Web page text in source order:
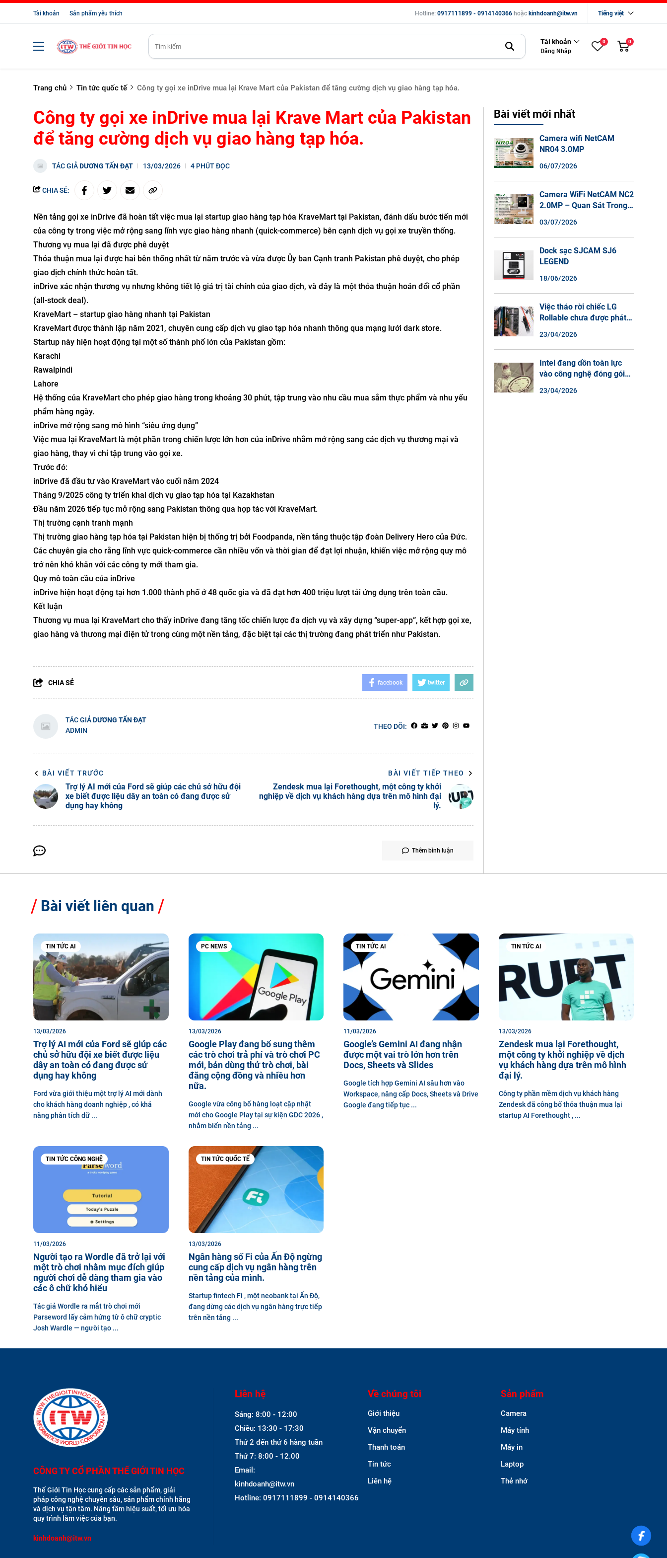
Tài khoản Sản phẩm yêu thích Hotline: 0917111899 - 0914140366 hoặc kinhdoanh@itw.vn Tiếng việt
Tài khoản
Đăng Nhập
0 0
Trang chủ Tin tức quốc tế Công ty gọi xe inDrive mua lại Krave Mart của Pakistan để tăng cường dịch vụ giao hàng tạp hóa.
Công ty gọi xe inDrive mua lại Krave Mart của Pakistan
để tăng cường dịch vụ giao hàng tạp hóa.
TÁC GIẢDƯƠNG TẤN ĐẠT 13/03/2026 4 PHÚT ĐỌC
CHIA SẺ:
Nền tảng gọi xe inDrive đã hoàn tất việc mua lại startup giao hàng tạp hóa KraveMart tại Pakistan, đánh dấu bước tiến mới
của công ty trong việc mở rộng sang lĩnh vực giao hàng nhanh (quick-commerce) bên cạnh dịch vụ gọi xe truyền thống.
Thương vụ mua lại đã được phê duyệt
Thỏa thuận mua lại được hai bên thống nhất từ năm trước và vừa được Ủy ban Cạnh tranh Pakistan phê duyệt, cho phép
giao dịch chính thức hoàn tất.
inDrive xác nhận thương vụ nhưng không tiết lộ giá trị tài chính của giao dịch, và đây là một thỏa thuận hoán đổi cổ phần
(all-stock deal).
KraveMart – startup giao hàng nhanh tại Pakistan
KraveMart được thành lập năm 2021, chuyên cung cấp dịch vụ giao tạp hóa nhanh thông qua mạng lưới dark store.
Startup này hiện hoạt động tại một số thành phố lớn của Pakistan gồm:
Karachi
Rawalpindi
Lahore
Hệ thống của KraveMart cho phép giao hàng trong khoảng 30 phút, tập trung vào nhu cầu mua sắm thực phẩm và nhu yếu
phẩm hàng ngày.
inDrive mở rộng sang mô hình “siêu ứng dụng”
Việc mua lại KraveMart là một phần trong chiến lược lớn hơn của inDrive nhằm mở rộng sang các dịch vụ thương mại và
giao hàng, thay vì chỉ tập trung vào gọi xe.
Trước đó:
inDrive đã đầu tư vào KraveMart vào cuối năm 2024
Tháng 9/2025 công ty triển khai dịch vụ giao tạp hóa tại Kazakhstan
Đầu năm 2026 tiếp tục mở rộng sang Pakistan thông qua hợp tác với KraveMart.
Thị trường cạnh tranh mạnh
Thị trường giao hàng tạp hóa tại Pakistan hiện bị thống trị bởi Foodpanda, nền tảng thuộc tập đoàn Delivery Hero của Đức.
Các chuyên gia cho rằng lĩnh vực quick-commerce cần nhiều vốn và thời gian để đạt lợi nhuận, khiến việc mở rộng quy mô
trở nên khó khăn với các công ty mới tham gia.
Quy mô toàn cầu của inDrive
inDrive hiện hoạt động tại hơn 1.000 thành phố ở 48 quốc gia và đã đạt hơn 400 triệu lượt tải ứng dụng trên toàn cầu.
Kết luận
Thương vụ mua lại KraveMart cho thấy inDrive đang tăng tốc chiến lược đa dịch vụ và xây dựng “super-app”, kết hợp gọi xe,
giao hàng và thương mại điện tử trong cùng một nền tảng, đặc biệt tại các thị trường đang phát triển như Pakistan.
CHIA SẺ facebook twitter
TÁC GIẢDƯƠNG TẤN ĐẠT
ADMIN
THEO DÕI:
BÀI VIẾT TRƯỚC
Trợ lý AI mới của Ford sẽ giúp các chủ sở hữu đội
xe biết được liệu dây an toàn có đang được sử
dụng hay không
BÀI VIẾT TIẾP THEO
Zendesk mua lại Forethought, một công ty khởi
nghiệp về dịch vụ khách hàng dựa trên mô hình đại
lý.
Thêm bình luận
Bài viết mới nhất
Camera wifi NetCAM
NR04 3.0MP
06/07/2026
Camera WiFi NetCAM NC2
2.0MP – Quan Sát Trong
Màu Ban Đêm, Đàm Thoại
2 Chiều
03/07/2026
Dock sạc SJCAM SJ6
LEGEND
18/06/2026
Việc tháo rời chiếc LG
Rollable chưa được phát
sao điện thoại màn hình
cuộn không phải là một xu
hướng.
23/04/2026
Intel đang dồn toàn lực
vào công nghệ đóng gói
23/04/2026
Bài viết liên quan
TIN TỨC AI
13/03/2026
Trợ lý AI mới của Ford sẽ giúp các
chủ sở hữu đội xe biết được liệu
dây an toàn có đang được sử
dụng hay không
Ford vừa giới thiệu một trợ lý AI mới dành
cho khách hàng doanh nghiệp , có khả
năng phân tích dữ ...
PC NEWS
13/03/2026
Google Play đang bổ sung thêm
các trò chơi trả phí và trò chơi PC
mới, bản dùng thử trò chơi, bài
đăng cộng đồng và nhiều hơn
nữa.
Google vừa công bố hàng loạt cập nhật
mới cho Google Play tại sự kiện GDC 2026 ,
nhằm biến nền tảng ...
TIN TỨC AI
11/03/2026
Google’s Gemini AI đang nhận
được một vai trò lớn hơn trên
Docs, Sheets và Slides
Google tích hợp Gemini AI sâu hơn vào
Workspace, nâng cấp Docs, Sheets và Drive
Google đang tiếp tục ...
TIN TỨC AI
13/03/2026
Zendesk mua lại Forethought,
một công ty khởi nghiệp về dịch
vụ khách hàng dựa trên mô hình
đại lý.
Công ty phần mềm dịch vụ khách hàng
Zendesk đã công bố thỏa thuận mua lại
startup AI Forethought , ...
TIN TỨC CÔNG NGHỆ
11/03/2026
Người tạo ra Wordle đã trở lại với
một trò chơi nhằm mục đích giúp
người chơi dễ dàng tham gia vào
các ô chữ khó hiểu
Tác giả Wordle ra mắt trò chơi mới
Parseword lấy cảm hứng từ ô chữ cryptic
Josh Wardle — người tạo ...
TIN TỨC QUỐC TẾ
13/03/2026
Ngân hàng số Fi của Ấn Độ ngừng
cung cấp dịch vụ ngân hàng trên
nền tảng của mình.
Startup fintech Fi , một neobank tại Ấn Độ,
đang dừng các dịch vụ ngân hàng trực tiếp
trên nền tảng ...
CÔNG TY CỔ PHẦN THẾ GIỚI TIN HỌC
Thế Giới Tin Học cung cấp các sản phẩm, giải
pháp công nghệ chuyên sâu, sản phẩm chính hãng
và dịch vụ tận tâm. Nâng tầm hiệu suất, tối ưu hóa
quy trình làm việc của bạn.
kinhdoanh@itw.vn
Liên hệ
Sáng: 8:00 - 12:00
Chiều: 13:30 - 17:30
Thứ 2 đến thứ 6 hàng tuần
Thứ 7: 8:00 - 12.00
Email:
kinhdoanh@itw.vn
Hotline: 0917111899 - 0914140366
Về chúng tôi
Giới thiệu
Vận chuyển
Thanh toán
Tin tức
Liên hệ
Sản phẩm
Camera
Máy tính
Máy in
Laptop
Thẻ nhớ